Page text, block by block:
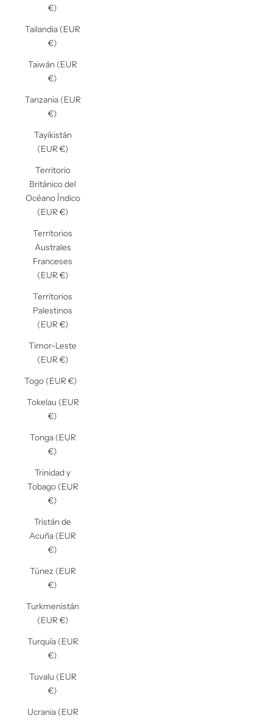
€)
Tailandia (EUR
€)
Taiwán (EUR
€)
Tanzania (EUR
€)
Tayikistán
(EUR €)
Territorio
Británico del
Océano Índico
(EUR €)
Territorios
Australes
Franceses
(EUR €)
Territorios
Palestinos
(EUR €)
Timor-Leste
(EUR €)
Togo (EUR €)
Tokelau (EUR
€)
Tonga (EUR
€)
Trinidad y
Tobago (EUR
€)
Tristán de
Acuña (EUR
€)
Túnez (EUR
€)
Turkmenistán
(EUR €)
Turquía (EUR
€)
Tuvalu (EUR
€)
Ucrania (EUR